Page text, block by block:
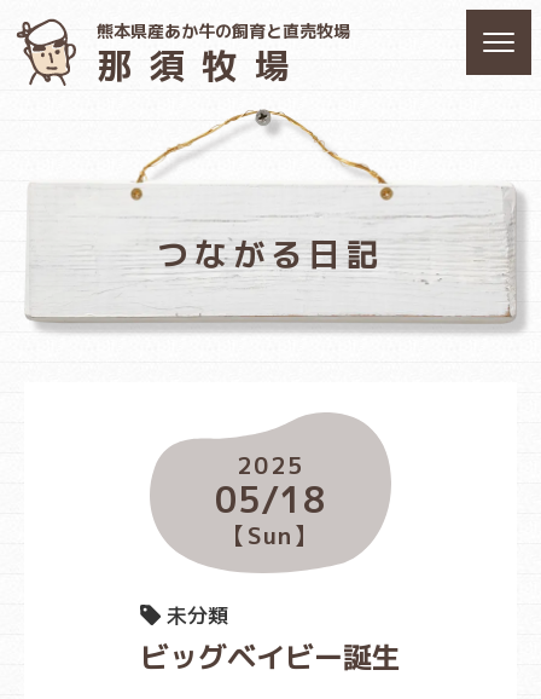
熊本県産あか牛の飼育と直売牧場
那須牧場
つながる日記
2025
05/18
【Sun】
未分類
ビッグベイビー誕生